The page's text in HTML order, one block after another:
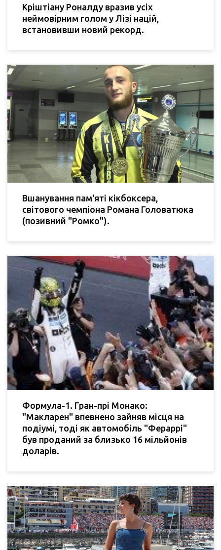
Кріштіану Роналду вразив усіх
неймовірним голом у Лізі націй,
встановивши новий рекорд.
Вшанування пам'яті кікбоксера,
світового чемпіона Романа Головатюка
(позивний "Ромко").
Формула-1. Гран-прі Монако:
"Макларен" впевнено зайняв місця на
подіумі, тоді як автомобіль "Фераррі"
був проданий за близько 16 мільйонів
доларів.